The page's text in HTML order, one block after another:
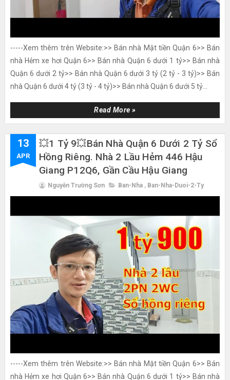
-----Xem thêm trên Website:>> Bán nhà Mặt tiền Quận 6>> Bán
nhà Hẻm xe hơi Quận 6>> Bán nhà Quận 6 dưới 1 tỷ>> Bán nhà
Quận 6 dưới 2 tỷ>> Bán nhà Quận 6 dưới 3 tỷ (2 tỷ - 3 tỷ)>> Bán
nhà Quận 6 dưới 4 tỷ (3 tỷ - 4 tỷ)>> Bán nhà Quận 6 dưới 5 tỷ...
Read More »
13
APR
💥1 Tỷ 9💥Bán Nhà Quận 6 Dưới 2 Tỷ Sổ
Hồng Riêng. Nhà 2 Lầu Hẻm 446 Hậu
Giang P12Q6, Gần Cầu Hậu Giang
Nguyễn Trường Sơn Ban-Nha , Ban-Nha-Duoi-2-Ty
-----Xem thêm trên Website:>> Bán nhà Mặt tiền Quận 6>> Bán
nhà Hẻm xe hơi Quận 6>> Bán nhà Quận 6 dưới 1 tỷ>> Bán nhà